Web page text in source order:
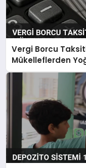
Vergi Borcu
Mükelleflerden